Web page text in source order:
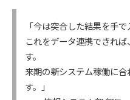
「今は突合した結果を手で
これをデータ連携できれ
す。
来期の新システム稼働に
す。」